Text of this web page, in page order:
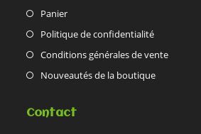
Panier
Politique de confidentialité
Conditions générales de vente
Nouveautés de la boutique
Contact